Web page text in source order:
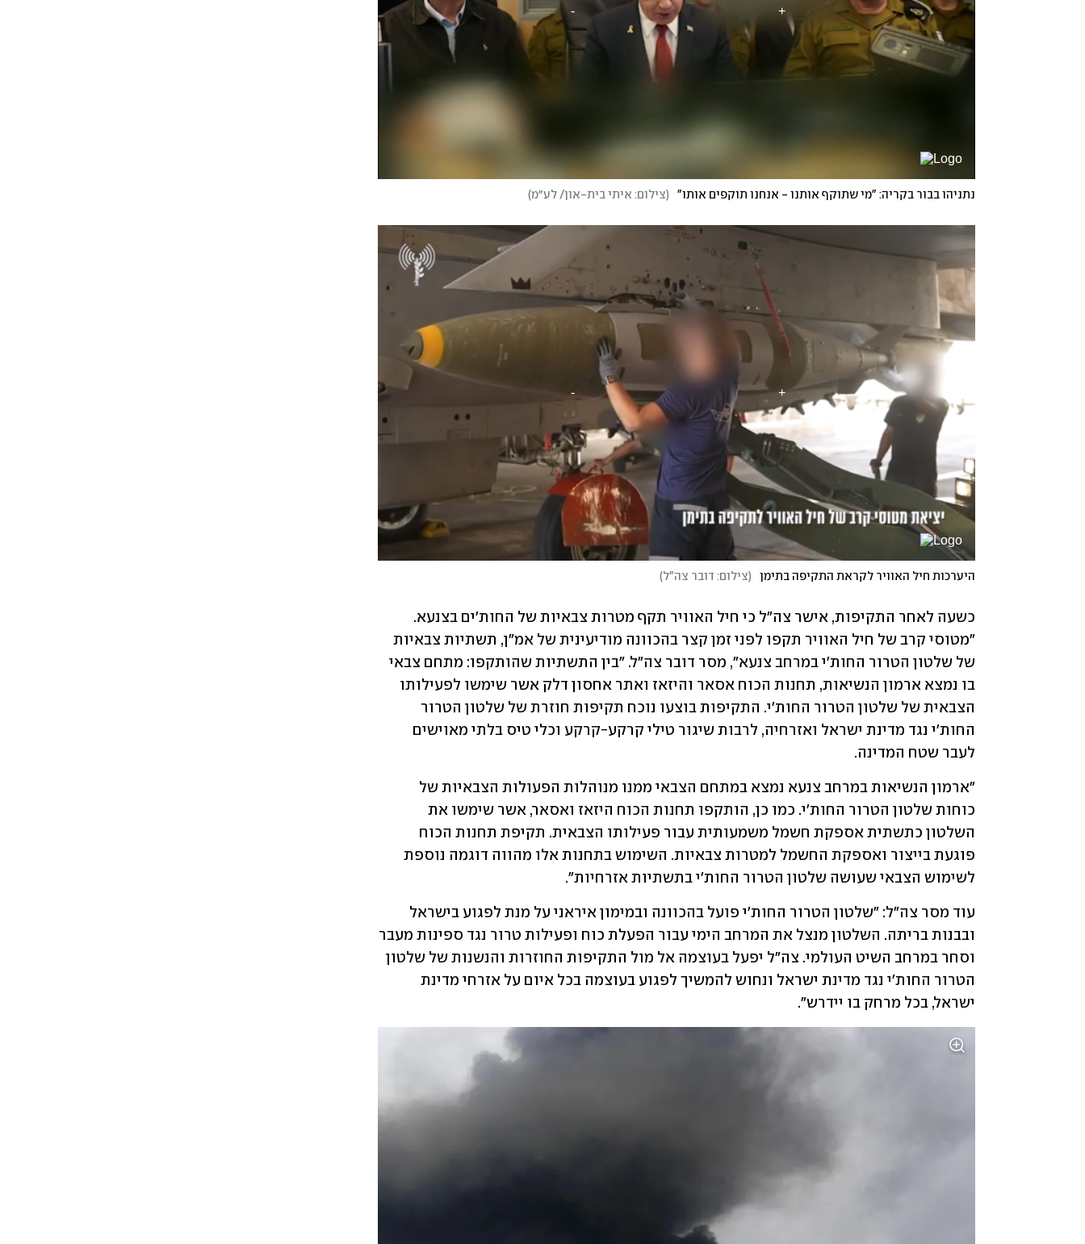
נתניהו בבור בקריה: "מי שתוקף אותנו - אנחנו תוקפים אותו" (צילום: איתי בית-און/ לע״מ)
היערכות חיל האוויר לקראת התקיפה בתימן (צילום: דובר צה"ל)
לעבר שטח המדינה.
לשימוש הצבאי שעושה שלטון הטרור החות'י בתשתיות אזרחיות".
ישראל, בכל מרחק בו יידרש".